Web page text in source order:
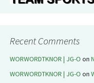
Recent Comments
WORWORDTKNOR | JG-O on
WORWORDTKNOR | JG-O on